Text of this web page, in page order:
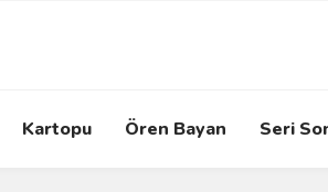
Kartopu Ören Bayan Seri